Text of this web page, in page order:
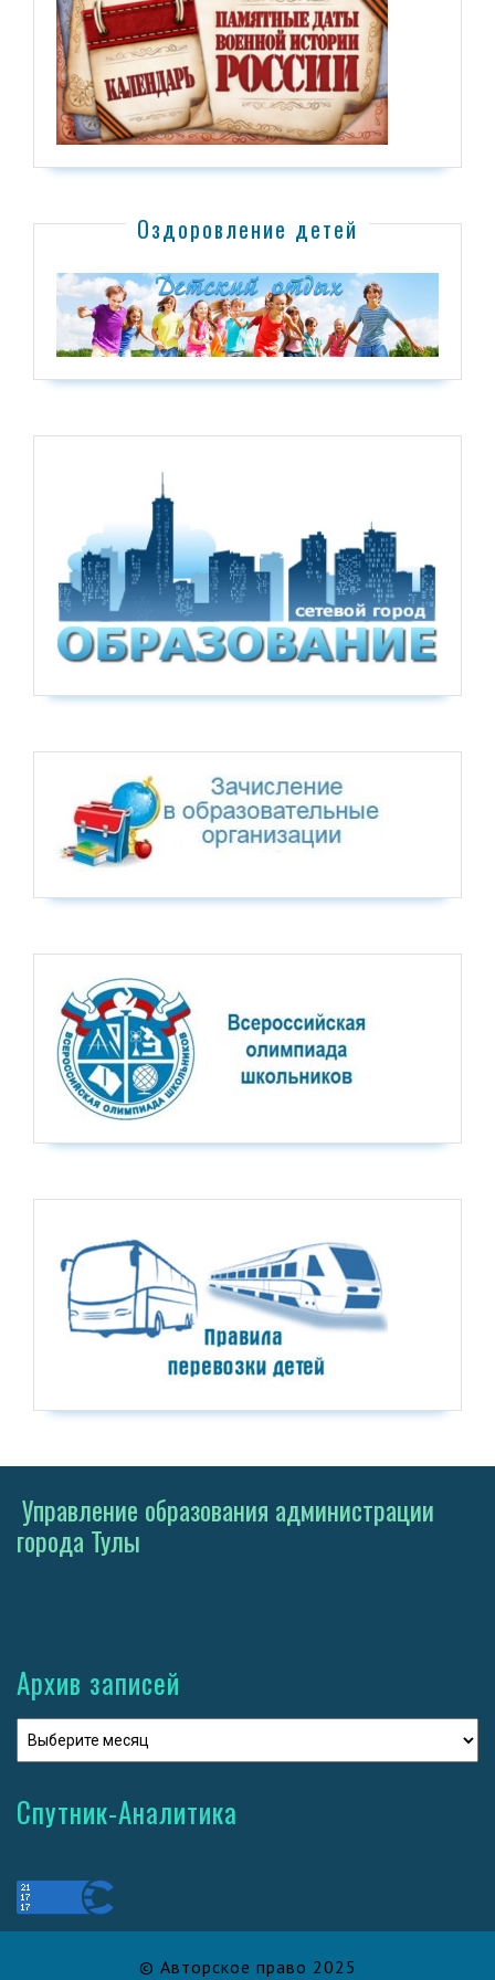
Оздоровление детей
Управление образования администрации
города Тулы
Архив записей
Спутник-Аналитика
© Авторское право 2025